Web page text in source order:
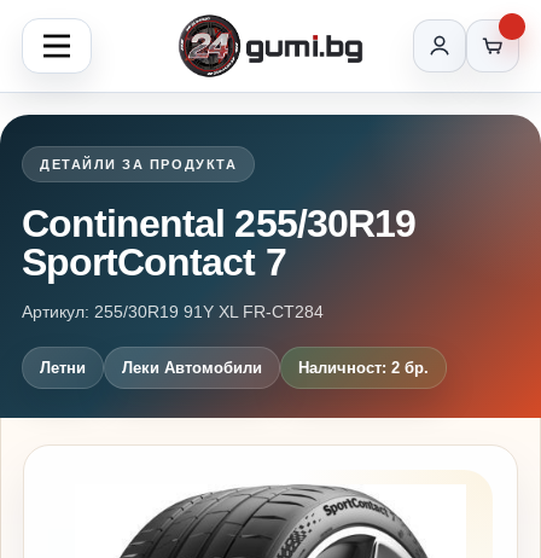
ДЕТАЙЛИ ЗА ПРОДУКТА
Continental 255/30R19
SportContact 7
Артикул: 255/30R19 91Y XL FR-CT284
Летни Леки Автомобили Наличност: 2 бр.